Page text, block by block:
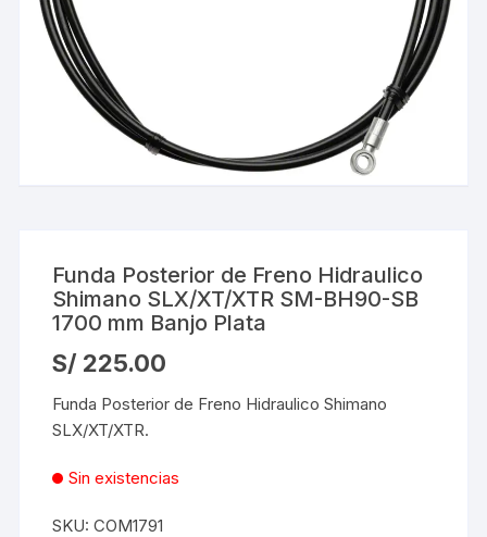
Funda Posterior de Freno Hidraulico
Shimano SLX/XT/XTR SM-BH90-SB
1700 mm Banjo Plata
S/ 225.00
Funda Posterior de Freno Hidraulico Shimano
SLX/XT/XTR.
Sin existencias
SKU:COM1791